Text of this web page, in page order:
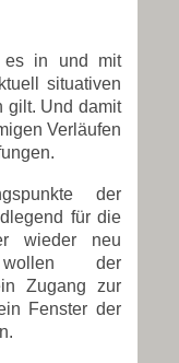
es in und mit
situativen
gilt. Und damit
Verläufen
der
für die
wieder neu
wollen der
Zugang zur
Fenster der